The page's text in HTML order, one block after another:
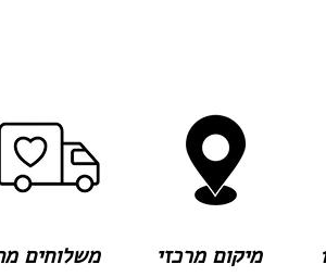
משלוחים מהירים מיקום מרכזי